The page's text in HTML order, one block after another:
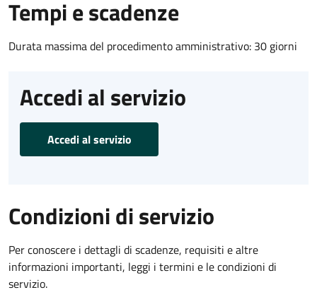
Tempi e scadenze
Durata massima del procedimento amministrativo: 30 giorni
Accedi al servizio
Accedi al servizio
Condizioni di servizio
Per conoscere i dettagli di scadenze, requisiti e altre
informazioni importanti, leggi i termini e le condizioni di
servizio.